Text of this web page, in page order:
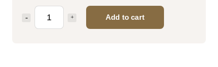
Add to cart